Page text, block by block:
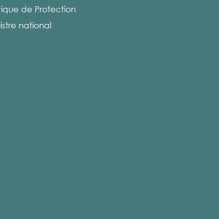
de Protection
national